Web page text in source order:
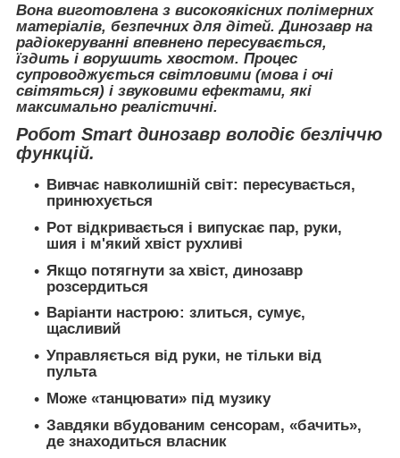
Вона виготовлена з високоякісних полімерних
матеріалів, безпечних для дітей. Динозавр на
радіокеруванні впевнено пересувається,
їздить і ворушить хвостом. Процес
супроводжується світловими (мова і очі
світяться) і звуковими ефектами, які
максимально реалістичні.
Робот Smart динозавр володіє безліччю
функцій.
Вивчає навколишній світ: пересувається,
принюхується
Рот відкривається і випускає пар, руки,
шия і м'який хвіст рухливі
Якщо потягнути за хвіст, динозавр
розсердиться
Варіанти настрою: злиться, сумує,
щасливий
Управляється від руки, не тільки від
пульта
Може «танцювати» під музику
Завдяки вбудованим сенсорам, «бачить»,
де знаходиться власник